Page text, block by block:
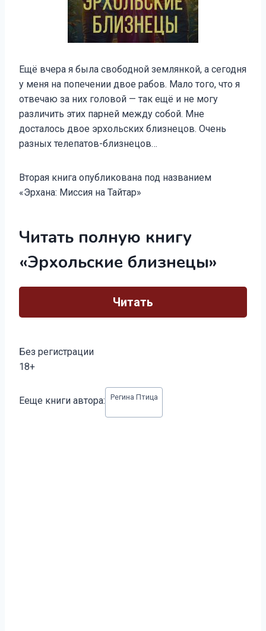
Ещё вчера я была свободной землянкой, а сегодня
у меня на попечении двое рабов. Мало того, что я
отвечаю за них головой — так ещё и не могу
различить этих парней между собой. Мне
досталось двое эрхольских близнецов. Очень
разных телепатов-близнецов…
Вторая книга опубликована под названием
«Эрхана: Миссия на Тайтар»
Читать полную книгу
«Эрхольские близнецы»
Читать
Без регистрации
18+
записи:
Ееще книги автора: Регина Птица